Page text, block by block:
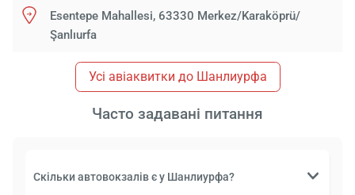
Esentepe Mahallesi, 63330 Merkez/Karaköprü/
Şanlıurfa
Усі авіаквитки до Шанлиурфа
Часто задавані питання
Скільки автовокзалів є у Шанлиурфа?